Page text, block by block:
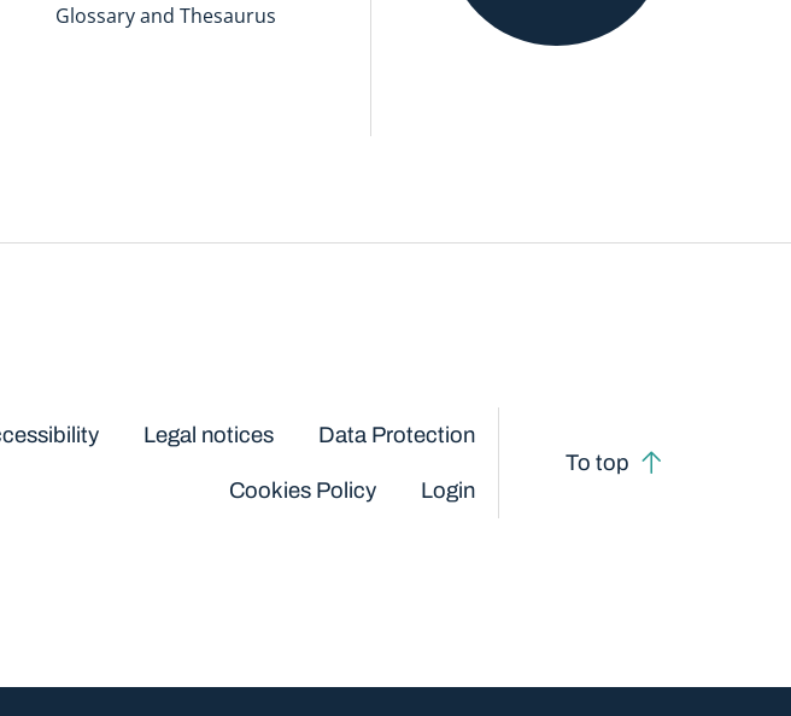
Glossary and Thesaurus
Legal notices Data Protection
Cookies Policy Login
To top